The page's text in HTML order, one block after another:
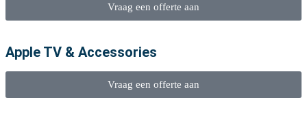
Vraag een offerte aan
Apple TV & Accessories
Vraag een offerte aan